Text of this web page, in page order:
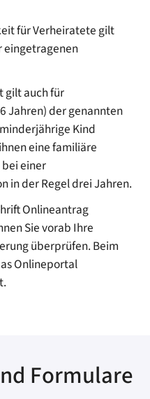
für Verheiratete gilt
eingetragenen
gilt auch für
Jahren) der genannten
Kind
eine familiäre
einer
in der Regel drei Jahren.
Onlineantrag
Sie vorab Ihre
überprüfen. Beim
Onlineportal
Formulare